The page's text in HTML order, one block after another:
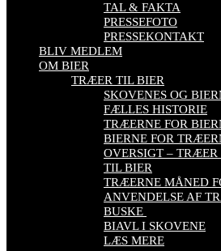
TAL & FAKTA
PRESSEFOTO
PRESSEKONTAKT
BLIV MEDLEM
OM BIER
TRÆER TIL BIER
SKOVENES OG
FÆLLES HISTORIE
TRÆERNE FOR
BIERNE FOR
OVERSIGT – TRÆER
TIL BIER
TRÆERNE MÅNED
ANVENDELSE AF
BUSKE
BIAVL I SKOVENE
LÆS MERE